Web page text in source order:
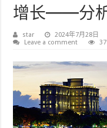
增长——分析
star 2024年7月28日
Leave a comment